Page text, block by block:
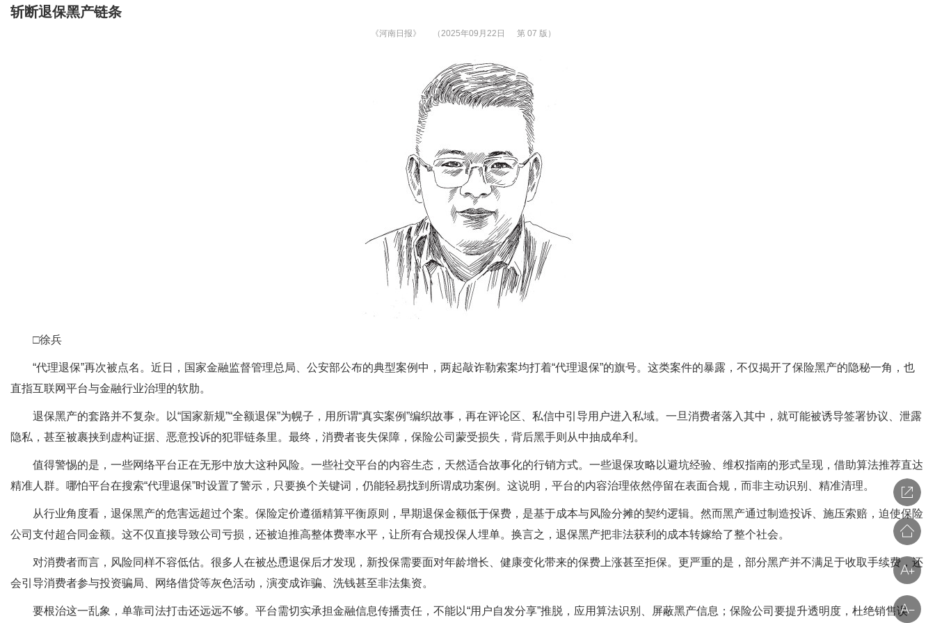
斩断退保黑产链条
《河南日报》 （2025年09月22日 第 07 版）
□徐兵
“代理退保”再次被点名。近日，国家金融监督管理总局、公安部公布的典型案例中，两起敲诈勒索案均打着“代理退保”的旗号。这类案件的暴露，不仅揭开了保险黑产的隐秘一角，也
直指互联网平台与金融行业治理的软肋。
退保黑产的套路并不复杂。以“国家新规”“全额退保”为幌子，用所谓“真实案例”编织故事，再在评论区、私信中引导用户进入私域。一旦消费者落入其中，就可能被诱导签署协议、泄露
隐私，甚至被裹挟到虚构证据、恶意投诉的犯罪链条里。最终，消费者丧失保障，保险公司蒙受损失，背后黑手则从中抽成牟利。
值得警惕的是，一些网络平台正在无形中放大这种风险。一些社交平台的内容生态，天然适合故事化的行销方式。一些退保攻略以避坑经验、维权指南的形式呈现，借助算法推荐直达
精准人群。哪怕平台在搜索“代理退保”时设置了警示，只要换个关键词，仍能轻易找到所谓成功案例。这说明，平台的内容治理依然停留在表面合规，而非主动识别、精准清理。
从行业角度看，退保黑产的危害远超过个案。保险定价遵循精算平衡原则，早期退保金额低于保费，是基于成本与风险分摊的契约逻辑。然而黑产通过制造投诉、施压索赔，迫使保险
公司支付超合同金额。这不仅直接导致公司亏损，还被迫推高整体费率水平，让所有合规投保人埋单。换言之，退保黑产把非法获利的成本转嫁给了整个社会。
对消费者而言，风险同样不容低估。很多人在被怂恿退保后才发现，新投保需要面对年龄增长、健康变化带来的保费上涨甚至拒保。更严重的是，部分黑产并不满足于收取手续费，还
会引导消费者参与投资骗局、网络借贷等灰色活动，演变成诈骗、洗钱甚至非法集资。
要根治这一乱象，单靠司法打击还远远不够。平台需切实承担金融信息传播责任，不能以“用户自发分享”推脱，应用算法识别、屏蔽黑产信息；保险公司要提升透明度，杜绝销售误